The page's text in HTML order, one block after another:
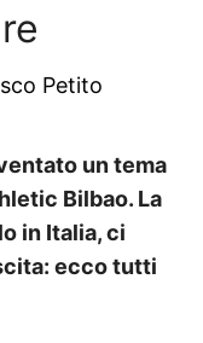
Petito
un tema
Bilbao. La
in Italia, ci
ecco tutti